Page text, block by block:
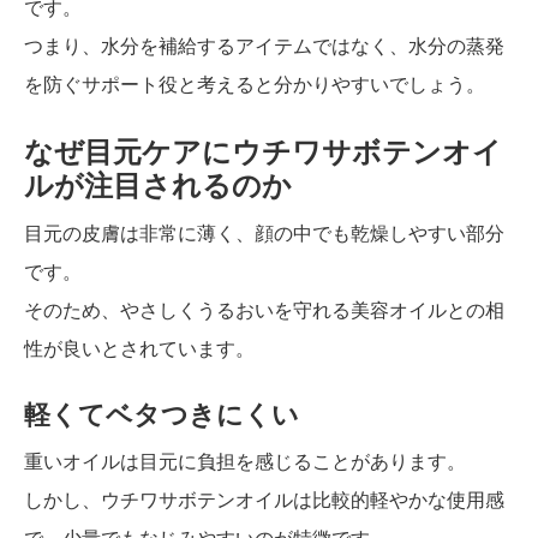
です。
つまり、水分を補給するアイテムではなく、水分の蒸発
を防ぐサポート役と考えると分かりやすいでしょう。
なぜ目元ケアにウチワサボテンオイ
ルが注目されるのか
目元の皮膚は非常に薄く、顔の中でも乾燥しやすい部分
です。
そのため、やさしくうるおいを守れる美容オイルとの相
性が良いとされています。
軽くてベタつきにくい
重いオイルは目元に負担を感じることがあります。
しかし、ウチワサボテンオイルは比較的軽やかな使用感